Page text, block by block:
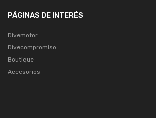
PÁGINAS DE INTERÉS
Divemotor
Divecompromiso
Boutique
Accesorios